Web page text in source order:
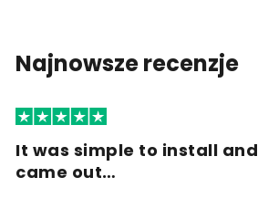
Najnowsze recenzje
It was simple to install and
came out…